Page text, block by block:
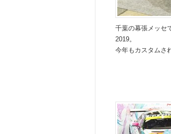
千葉の幕張メッセ
2019。
今年もカスタムさ